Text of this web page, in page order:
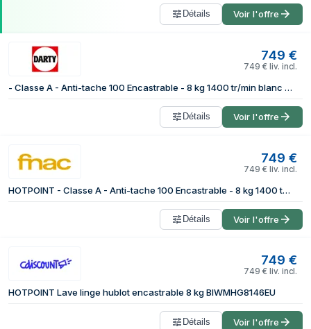
Détails Voir l'offre
749 €
749 € liv. incl.
- Classe A - Anti-tache 100 Encastrable - 8 kg 1400 tr/min blanc - BIWMHG8146EU
Détails Voir l'offre
749 €
749 € liv. incl.
HOTPOINT - Classe A - Anti-tache 100 Encastrable - 8 kg 1400 tr/min blanc - BIWMHG8146EU
Détails Voir l'offre
749 €
749 € liv. incl.
HOTPOINT Lave linge hublot encastrable 8 kg BIWMHG8146EU
Détails Voir l'offre